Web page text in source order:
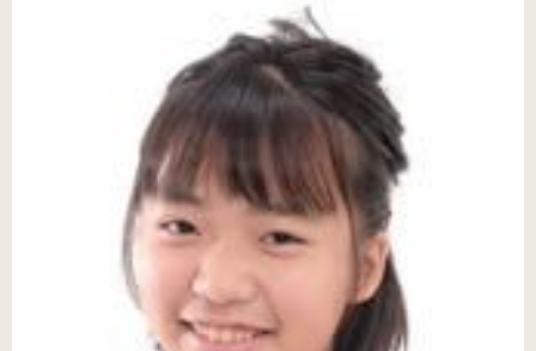
愛用ピアニストの声３
ピアノシューズ愛用音楽家等
愛用ピアニスト コンサート情報